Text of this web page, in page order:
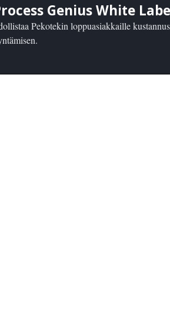
Genius White
Pekotekin loppuasiakkaille